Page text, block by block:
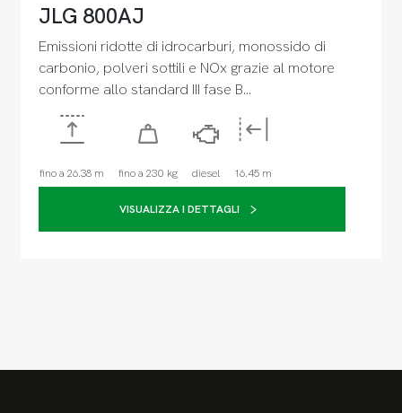
JLG 800AJ
Emissioni ridotte di idrocarburi, monossido di
carbonio, polveri sottili e NOx grazie al motore
conforme allo standard III fase B…
fino a 26.38 m fino a 230 kg diesel 16.45 m
VISUALIZZA I DETTAGLI